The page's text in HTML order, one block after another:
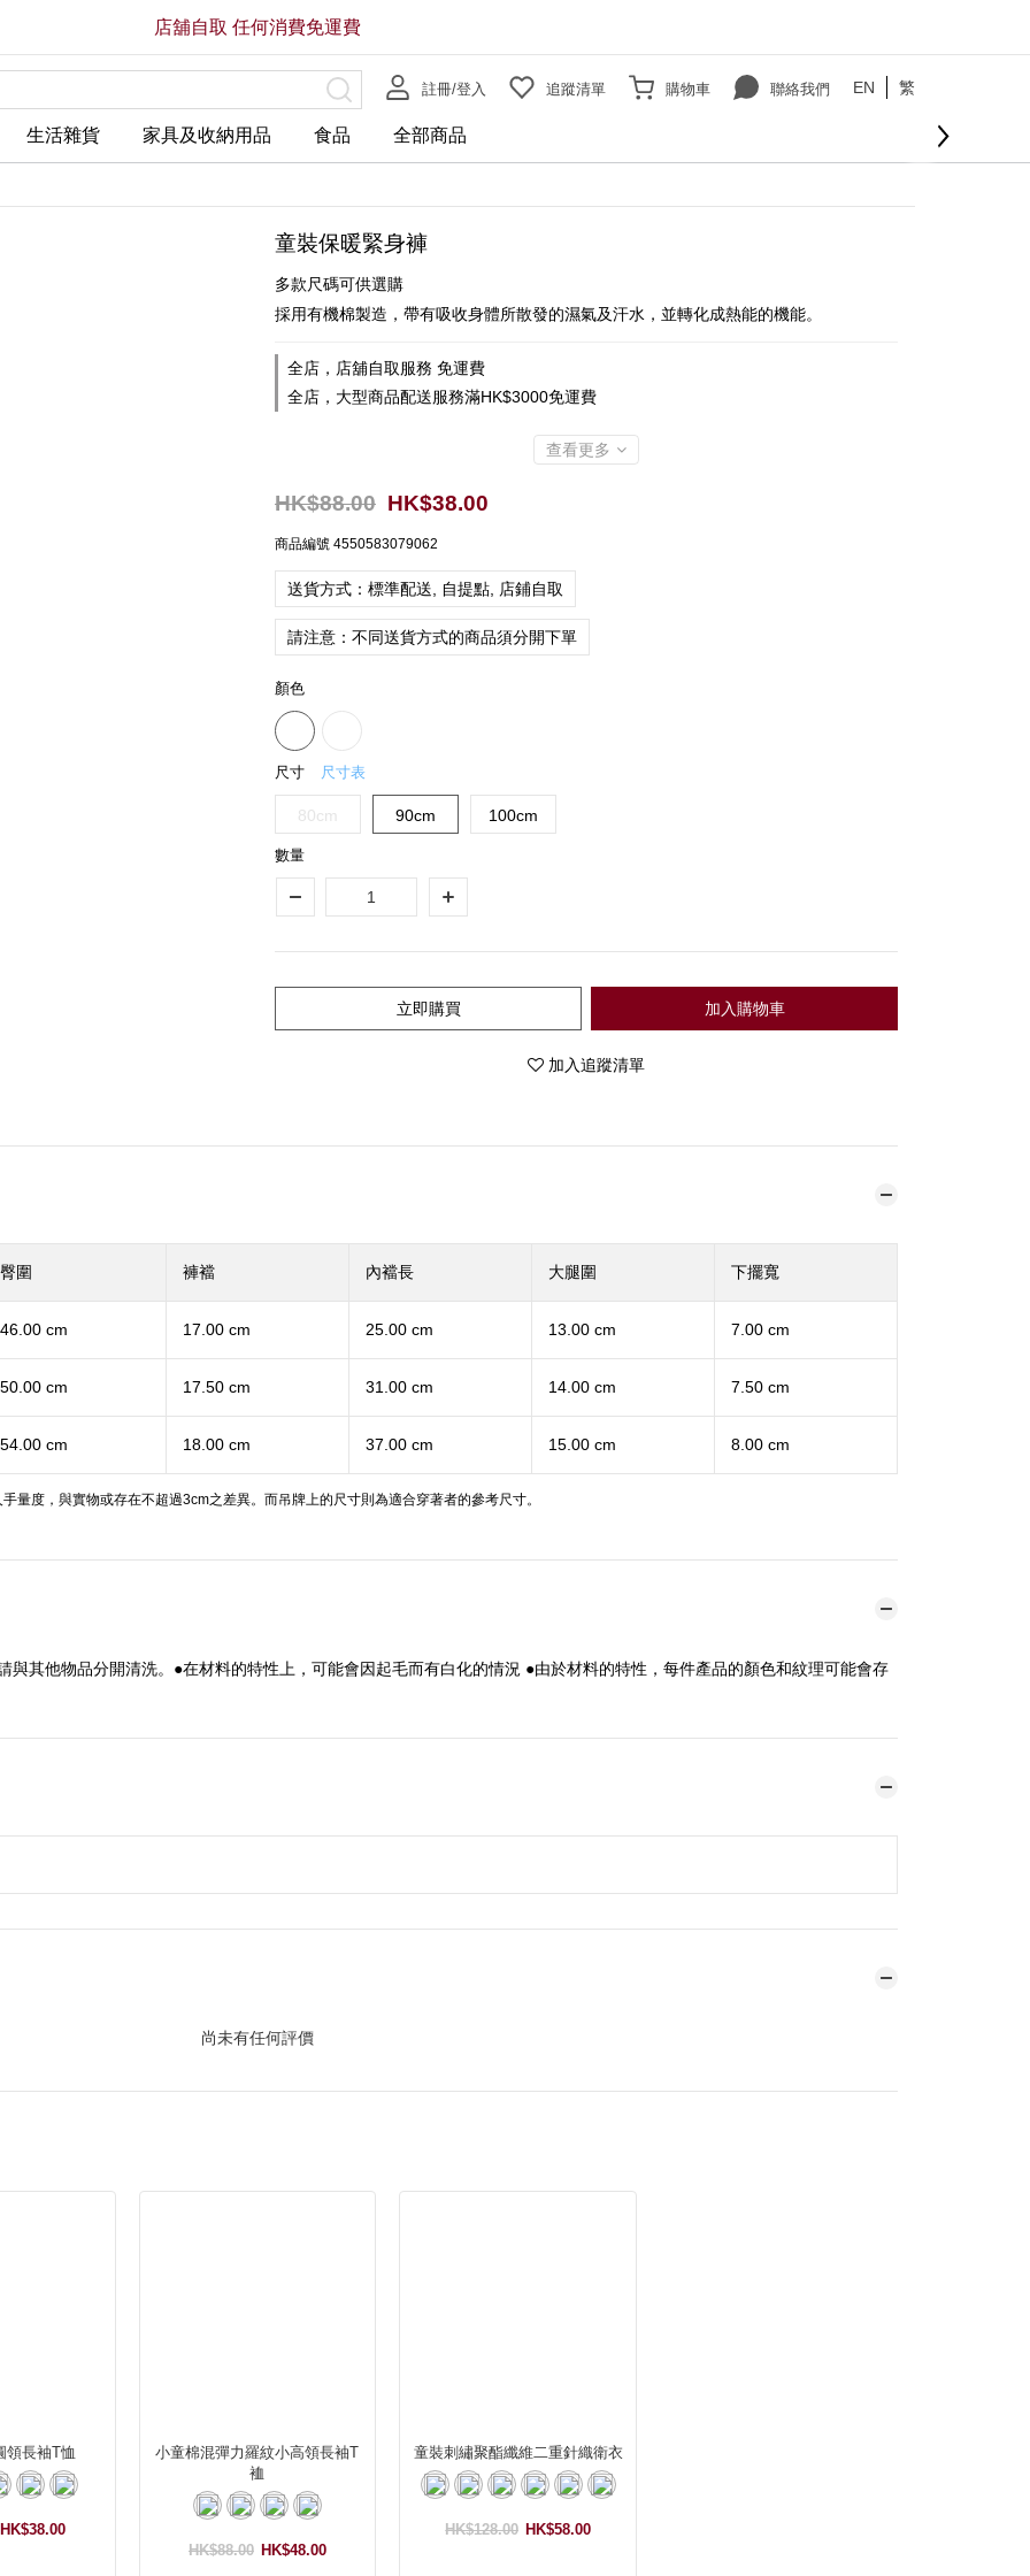
註冊/登入 追蹤清單 購物車 聯絡我們 EN 繁
生活雜貨 家具及收納用品 食品 全部商品
店舖自取 任何消費免運費
童裝保暖緊身褲
多款尺碼可供選購
採用有機棉製造，帶有吸收身體所散發的濕氣及汗水，並轉化成熱能的機能。
全店，店舖自取服務 免運費
全店，大型商品配送服務滿HK$3000免運費
查看更多
HK$38.00
HK$88.00
商品編號 4550583079062
送貨方式：標準配送, 自提點, 店鋪自取
請注意：不同送貨方式的商品須分開下單
顏色
尺寸 尺寸表
80cm 90cm 100cm
數量
加入購物車
立即購買
加入追蹤清單
臀圍 褲襠 內襠長 大腿圍 下擺寬
46.00 cm 17.00 cm 25.00 cm 13.00 cm 7.00 cm
50.00 cm 17.50 cm 31.00 cm 14.00 cm 7.50 cm
54.00 cm 18.00 cm 37.00 cm 15.00 cm 8.00 cm
量度，與實物或存在不超過3cm之差異。而吊牌上的尺寸則為適合穿著者的參考尺寸。
與其他物品分開清洗。●在材料的特性上，可能會因起毛而有白化的情況 ●由於材料的特性，每件產品的顏色和紋理可能會存
尚未有任何評價
領長袖T恤
HK$38.00
小童棉混彈力羅紋小高領長袖T
裇
HK$48.00
HK$88.00
童裝刺繡聚酯纖維二重針織衛衣
HK$58.00
HK$128.00